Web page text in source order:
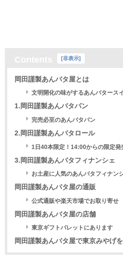
[非表示]
岡田謹製あんバタ屋とは
文明開化の味がするあんバタース
1.岡田謹製あんバタパン
完売必至のあんバタパン
2.岡田謹製あんバタロール
1日40本限定！14:00からの限定発
3.岡田謹製あんバタフィナンシェ
お土産に人気のあんバタフィナン
岡田謹製あんバタ屋の通販
公式通販や楽天市場でお取り寄せ
岡田謹製あんバタ屋の店舗
東京ギフトパレットにあります
岡田謹製あんバタ屋で東京みやげを